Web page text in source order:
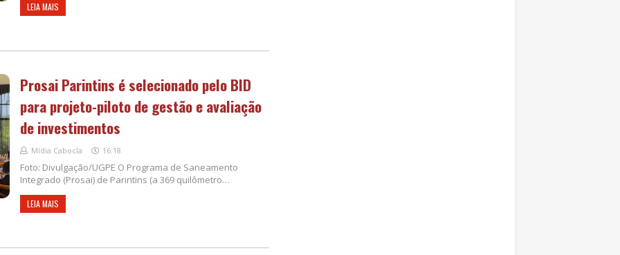
LEIA MAIS
Prosai Parintins é selecionado pelo BID
para projeto-piloto de gestão e avaliação
de investimentos
Mídia Cabocla 16:18
Foto: Divulgação/UGPE O Programa de Saneamento
Integrado (Prosai) de Parintins (a 369 quilômetro…
LEIA MAIS